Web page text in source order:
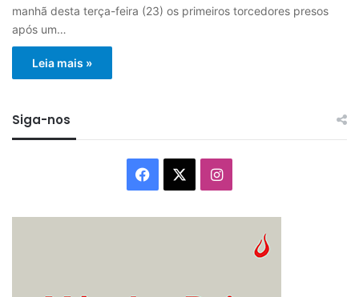
manhã desta terça-feira (23) os primeiros torcedores presos
após um…
Leia mais »
Siga-nos
Facebook Instagram